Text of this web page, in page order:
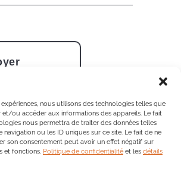
nous utilisons des technologies telles que
ou accéder aux informations des appareils. Le fait
nous permettra de traiter des données telles
ou les ID uniques sur ce site. Le fait de ne
son consentement peut avoir un effet négatif sur
et fonctions. Politique de confidentialité et les détails